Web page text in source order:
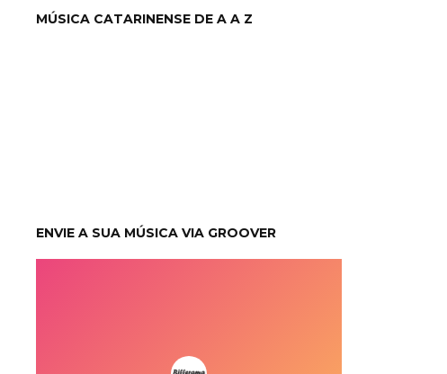
MÚSICA CATARINENSE DE A A Z
ENVIE A SUA MÚSICA VIA GROOVER